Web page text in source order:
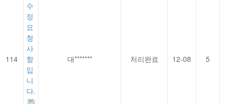
114
수
정
요
청
사
항
입
니
다.
대******* 처리완료 12-08 5